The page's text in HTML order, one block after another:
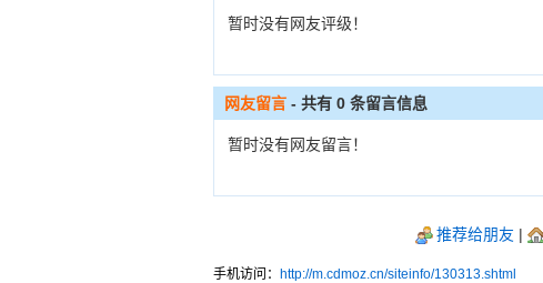
暂时没有网友评级！
网友留言 - 共有 0 条留言信息
暂时没有网友留言！
推荐给朋友 |
手机访问： http://m.cdmoz.cn/siteinfo/130313.shtml